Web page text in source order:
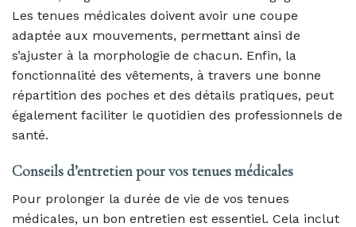
Les tenues médicales doivent avoir une coupe
adaptée aux mouvements, permettant ainsi de
s’ajuster à la morphologie de chacun. Enfin, la
fonctionnalité des vêtements, à travers une bonne
répartition des poches et des détails pratiques, peut
également faciliter le quotidien des professionnels de
santé.
Conseils d’entretien pour vos tenues médicales
Pour prolonger la durée de vie de vos tenues
médicales, un bon entretien est essentiel. Cela inclut